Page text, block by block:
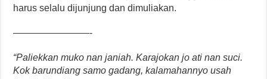
harus selalu dijunjung dan dimuliakan.
————————-
“Paliekkan muko nan janiah. Karajokan jo ati nan suci.
Kok barundiang samo gadang, kalamahannyo usah